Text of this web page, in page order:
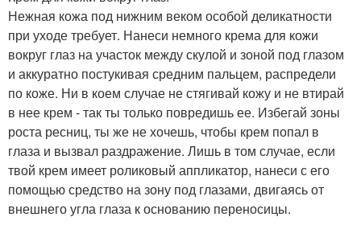
Нежная кожа под нижним веком особой деликатности
при уходе требует. Нанеси немного крема для кожи
вокруг глаз на участок между скулой и зоной под глазом
и аккуратно постукивая средним пальцем, распредели
по коже. Ни в коем случае не стягивай кожу и не втирай
в нее крем - так ты только повредишь ее. Избегай зоны
роста ресниц, ты же не хочешь, чтобы крем попал в
глаза и вызвал раздражение. Лишь в том случае, если
твой крем имеет роликовый аппликатор, нанеси с его
помощью средство на зону под глазами, двигаясь от
внешнего угла глаза к основанию переносицы.